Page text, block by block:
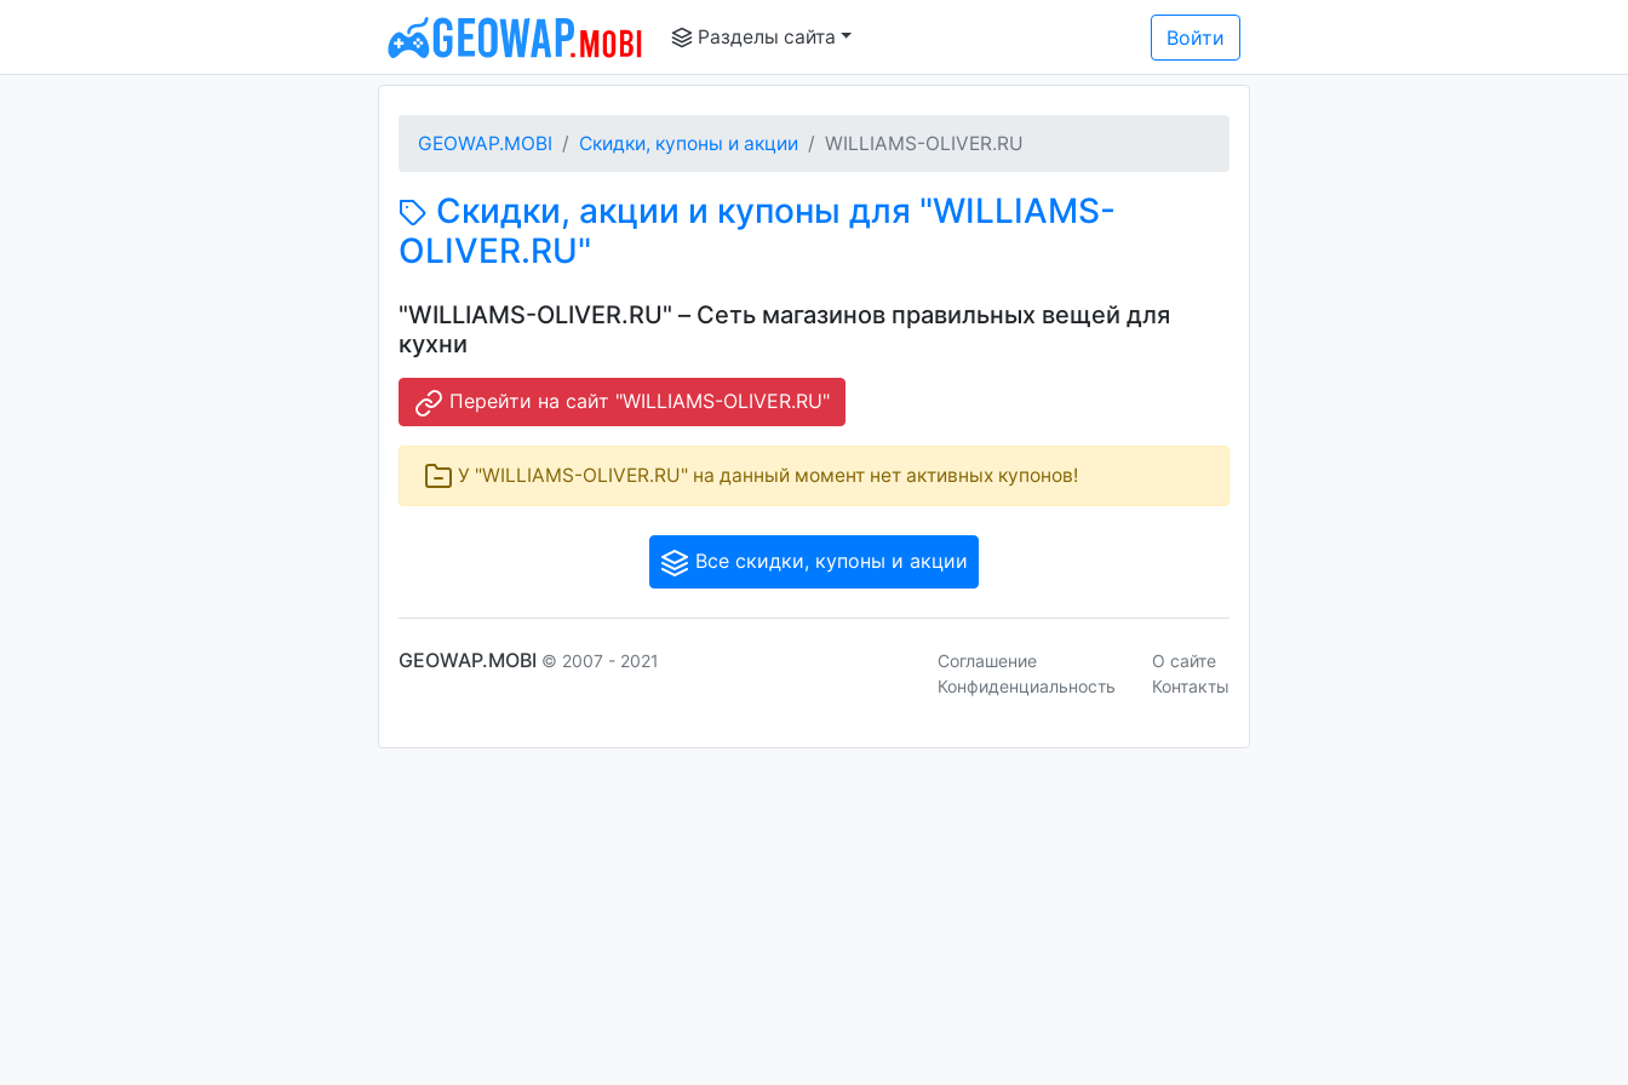
Разделы сайта Войти
GEOWAP.MOBI Скидки, купоны и акции WILLIAMS-OLIVER.RU
Скидки, акции и купоны для "WILLIAMS-
OLIVER.RU"
"WILLIAMS-OLIVER.RU" – Сеть магазинов правильных вещей для
кухни
Перейти на сайт "WILLIAMS-OLIVER.RU"
У "WILLIAMS-OLIVER.RU" на данный момент нет активных купонов!
Все скидки, купоны и акции
GEOWAP.MOBI © 2007 - 2021
Соглашение
Конфиденциальность
О сайте
Контакты